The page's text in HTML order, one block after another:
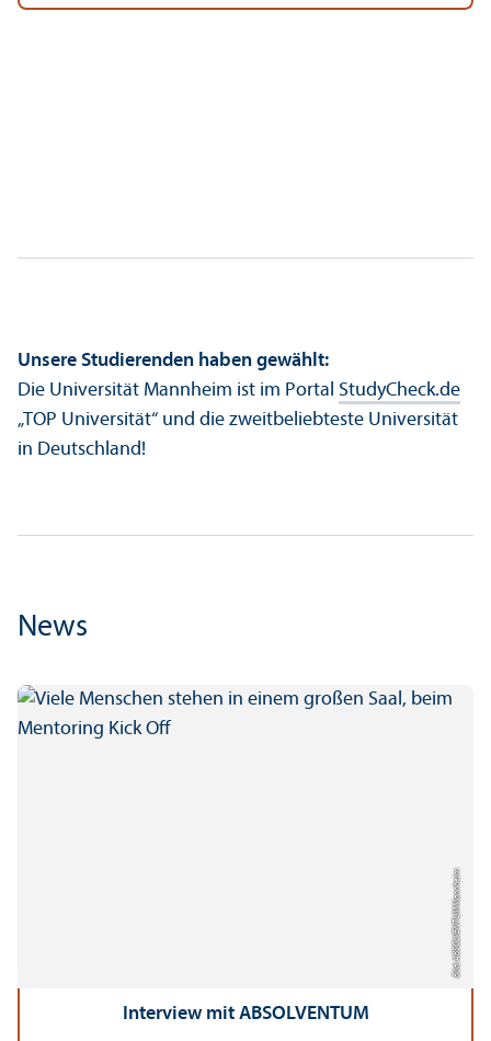
Unsere Studierenden haben gewählt:
Die Universität Mannheim ist im Portal StudyCheck.de
„TOP Universität“ und die zweitbeliebteste Universität
in Deutschland!
News
Bild: ABSOLVENTUM Mannheim
Interview mit ABSOLVENTUM